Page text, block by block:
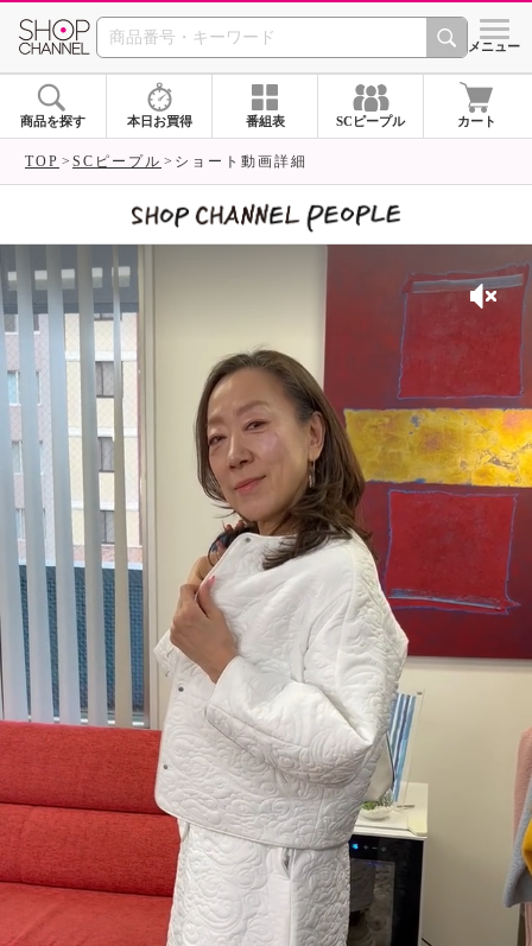
SHOP CHANNEL シメニュー
商品を探す 本日お買得 番組表 SCピープル カート
TOP SCピープル ショート動画詳細